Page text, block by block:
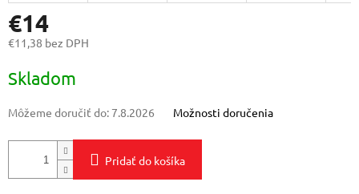
€14
€11,38 bez DPH
cena:
Skladom
Môžeme doručiť do: 7.8.2026 Možnosti doručenia
Pridať do košíka